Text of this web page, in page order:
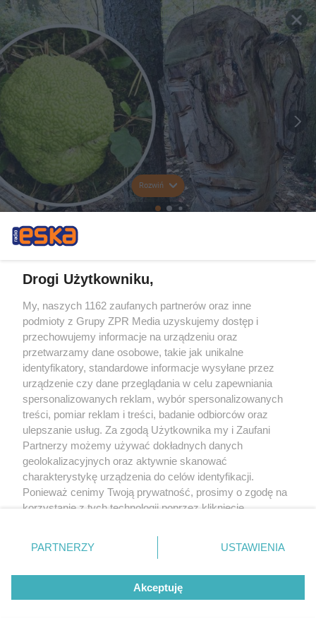
Rozwiń
Drogi Użytkowniku,
My, naszych 1162 zaufanych partnerów oraz inne
podmioty z Grupy ZPR Media uzyskujemy dostęp i
przechowujemy informacje na urządzeniu oraz
przetwarzamy dane osobowe, takie jak unikalne
identyfikatory, standardowe informacje wysyłane przez
urządzenie czy dane przeglądania w celu zapewniania
spersonalizowanych reklam, wybór spersonalizowanych
treści, pomiar reklam i treści, badanie odbiorców oraz
ulepszanie usług. Za zgodą Użytkownika my i Zaufani
Partnerzy możemy używać dokładnych danych
geolokalizacyjnych oraz aktywnie skanować
charakterystykę urządzenia do celów identyfikacji.
Ponieważ cenimy Twoją prywatność, prosimy o zgodę na
korzystanie z tych technologii poprzez kliknięcie
zmienić/wycofać klikając przycisk ustawień prywatności
znajdujący się w lewym dolnym rogu strony
rodzaje przetwarzania danych nie wymagają zgody
użytkownika, ale masz prawo sprzeciwić się takiemu
przetwarzaniu. Preferencje będą miały zastosowanie tylko
PARTNERZY USTAWIENIA
Akceptuję